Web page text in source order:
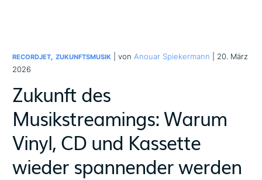
RECORDJET,ZUKUNFTSMUSIK | von Anouar Spiekermann | 20. März
2026
Zukunft des
Musikstreamings: Warum
Vinyl, CD und Kassette
wieder spannender werden